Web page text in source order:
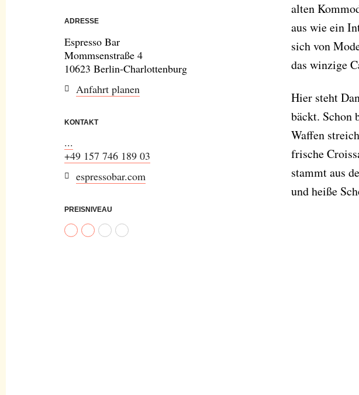
ADRESSE
Espresso Bar
Mommsenstraße 4
10623 Berlin-Charlottenburg
Anfahrt planen
KONTAKT
...
+49 157 746 189 03
espressobar.com
PREISNIVEAU
alten
aus wie ein
sich von
das winzige
Hier steht
bäckt. Schon
Waffen
frische
stammt aus
und heiße